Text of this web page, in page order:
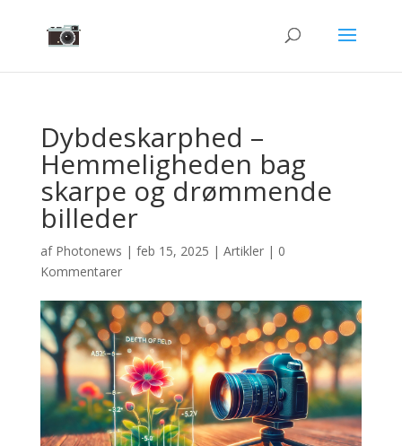
Dybdeskarphed –
Hemmeligheden bag
skarpe og drømmende
billeder
af Photonews | feb 15, 2025 | Artikler| 0
Kommentarer